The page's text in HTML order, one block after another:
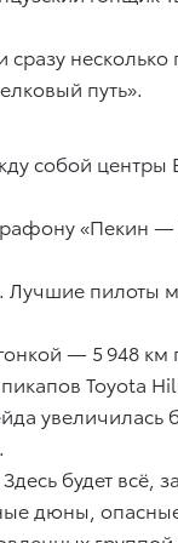
путь».
собой
«Пекин
Лучшие
— 5 948 км
Toyota
увеличилась
будет всё,
дюны, опасные